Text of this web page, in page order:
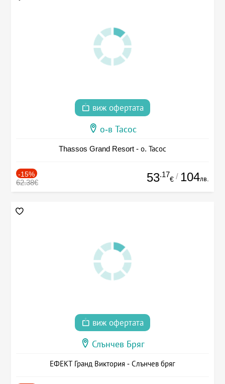
виж офертата
о-в Тасос
Thassos Grand Resort - о. Тасос
-15%
62.38€ 53.17
€ / 104лв.
виж офертата
Слънчев Бряг
ЕФЕКТ Гранд Виктория - Слънчев бряг